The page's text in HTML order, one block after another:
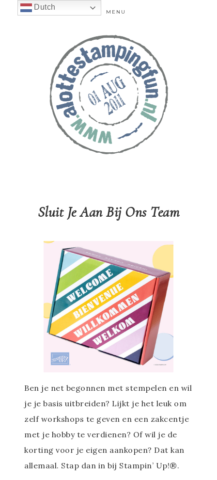
MENU
Sluit Je Aan Bij Ons Team
Ben je net begonnen met stempelen en wil
je je basis uitbreiden? Lijkt je het leuk om
zelf workshops te geven en een zakcentje
met je hobby te verdienen? Of wil je de
korting voor je eigen aankopen? Dat kan
allemaal. Stap dan in bij Stampin’ Up!®.
Dutch